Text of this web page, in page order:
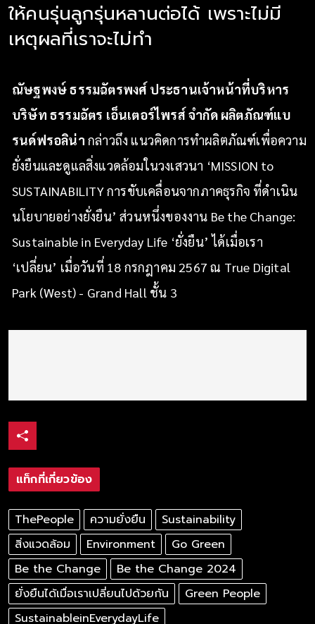
ให้คนรุ่นลูกรุ่นหลานต่อได้ เพราะไม่มี
เหตุผลที่เราจะไม่ทำ
ณัษฐพงษ์ ธรรมฉัตรพงศ์ ประธานเจ้าหน้าที่บริหาร
บริษัท ธรรมฉัตร เอ็นเตอร์ไพรส์ จํากัด ผลิตภัณฑ์แบ
รนด์ฟรอลิน่า กล่าวถึง แนวคิดการทำผลิตภัณฑ์เพื่อความ
ยั่งยืนและดูแลสิ่งแวดล้อมในวงเสวนา ‘MISSION to
SUSTAINABILITY การขับเคลื่อนจากภาคธุรกิจ ที่ดำเนิน
นโยบายอย่างยั่งยืน’ ส่วนหนึ่งของงาน Be the Change:
Sustainable in Everyday Life ‘ยั่งยืน’ ได้เมื่อเรา
‘เปลี่ยน’ เมื่อวันที่ 18 กรกฎาคม 2567 ณ True Digital
Park (West) - Grand Hall ชั้น 3
แท็กที่เกี่ยวข้อง
ThePeople ความยั่งยืน
Sustainability
สิ่งแวดล้อม
Environment
Go Green
Be the Change
Be the Change 2024
ยั่งยืนได้เมื่อเราเปลี่ยนไปด้วยกัน
Green People
SustainableinEverydayLife